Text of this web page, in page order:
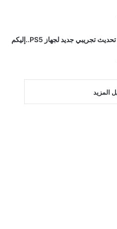
سوني تطلق تحديث تجريبي جديد لجهاز PS5..إليكم
المزيد